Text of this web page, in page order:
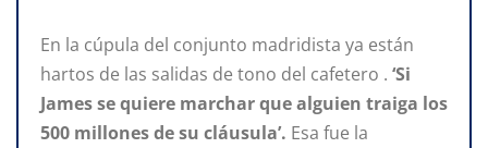
En la cúpula del conjunto madridista ya están
hartos de las salidas de tono del cafetero . ‘Si
James se quiere marchar que alguien traiga los
500 millones de su cláusula’. Esa fue la